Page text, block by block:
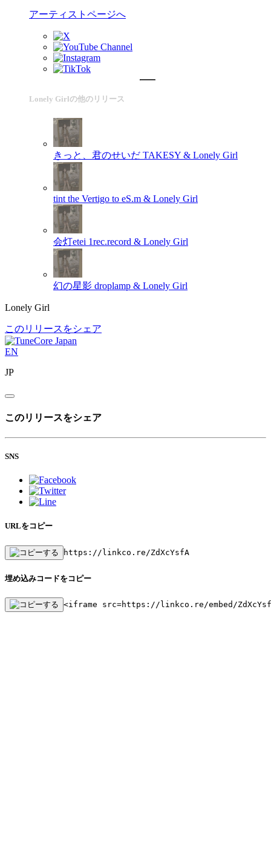
アーティストページへ
Lonely Girlの他のリリース
きっと、君のせいだ TAKESY & Lonely Girl
tint the Vertigo to eS.m & Lonely Girl
会灯etei 1rec.record & Lonely Girl
幻の星影 droplamp & Lonely Girl
Lonely Girl
このリリースをシェア
EN
JP
このリリースをシェア
SNS
URLをコピー
https://linkco.re/ZdXcYsfA
埋め込みコードをコピー
<iframe src=https://linkco.re/embed/